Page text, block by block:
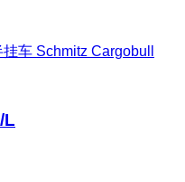
车 Schmitz Cargobull
L